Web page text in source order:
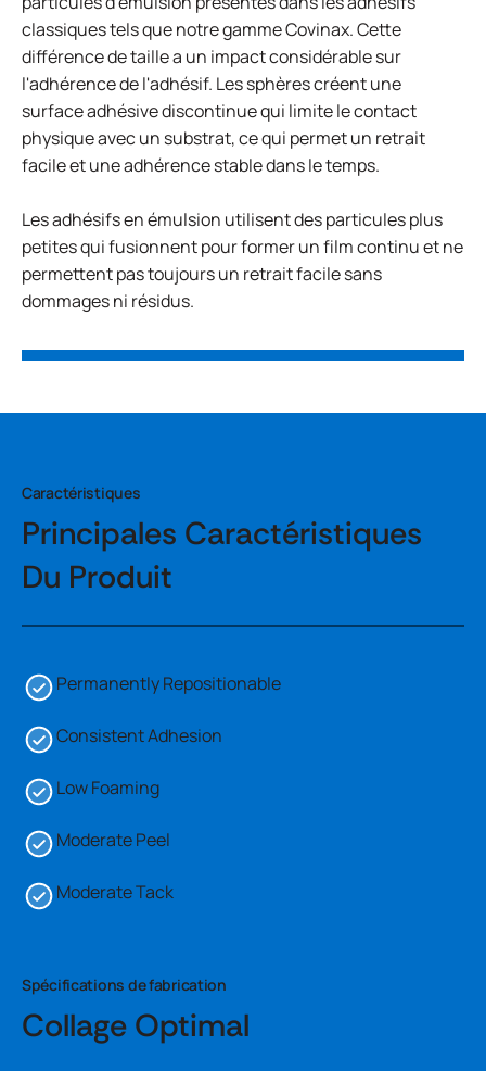
classiques tels que notre gamme Covinax. Cette
différence de taille a un impact considérable sur
l'adhérence de l'adhésif. Les sphères créent une
surface adhésive discontinue qui limite le contact
physique avec un substrat, ce qui permet un retrait
facile et une adhérence stable dans le temps.
Les adhésifs en émulsion utilisent des particules plus
petites qui fusionnent pour former un film continu et ne
permettent pas toujours un retrait facile sans
dommages ni résidus.
Caractéristiques
Principales Caractéristiques
Du Produit
Permanently Repositionable
Consistent Adhesion
Low Foaming
Moderate Peel
Moderate Tack
Spécifications de fabrication
Collage Optimal